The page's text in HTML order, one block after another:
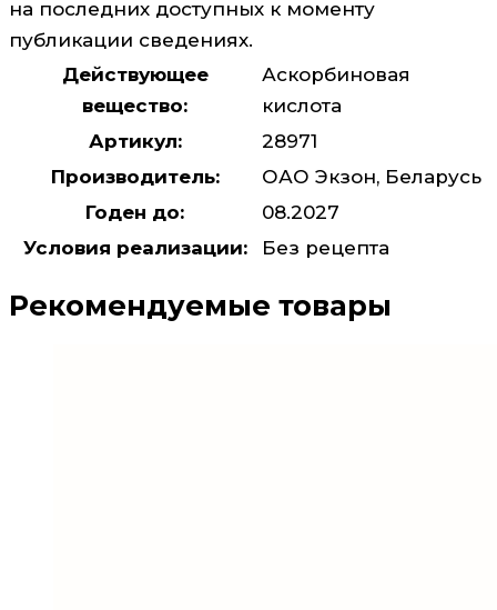
на последних доступных к моменту
публикации сведениях.
Действующее
вещество:
Аскорбиновая
кислота
Артикул:
28971
Производитель:
ОАО Экзон, Беларусь
Годен до:
08.2027
Условия реализации:
Без рецепта
Рекомендуемые товары